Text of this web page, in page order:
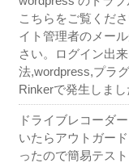
こちらをご覧くだ
イト管理者のメー
さい。ログイン出
法,wordpress,プラ
Rinkerで発生しまし
ドライブレコーダ
いたらアウトガー
ったので簡易テス